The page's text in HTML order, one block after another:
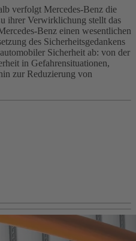
verfolgt Mercedes-Benz die
ihrer Verwirklichung stellt das
Benz einen wesentlichen
des Sicherheitsgedankens
Sicherheit ab: von der
in Gefahrensituationen,
zur Reduzierung von